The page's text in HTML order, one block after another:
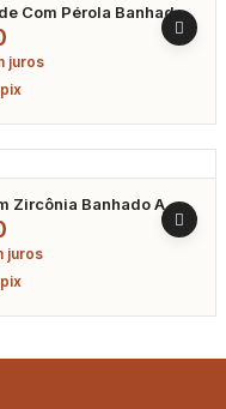
Com Pérola Banhado
juros
Zircônia Banhado A
juros